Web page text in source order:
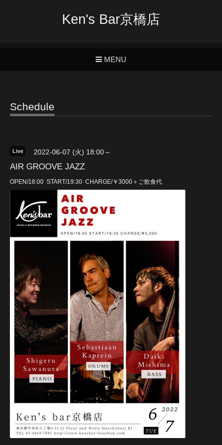
Ken's Bar京橋店
MENU
Schedule
Live 2022-06-07 (火) 18:00～
AIR GROOVE JAZZ
OPEN/18:00 START/19:30 CHARGE/￥3000＋ご飲食代